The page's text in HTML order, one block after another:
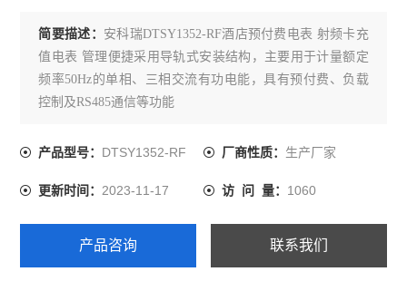
DJSF1352-RN
ADF400L
简要描述： 安科瑞DTSY1352-RF酒店预付费电表 射频卡充
值电表 管理便捷采用导轨式安装结构，主要用于计量额定
频率50Hz的单相、三相交流有功电能，具有预付费、负载
控制及RS485通信等功能
产品型号： DTSY1352-RF 厂商性质： 生产厂家
更新时间：2023-11-17 访 问 量： 1060
产品咨询 联系我们